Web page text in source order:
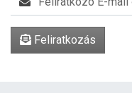
Feliratkozás